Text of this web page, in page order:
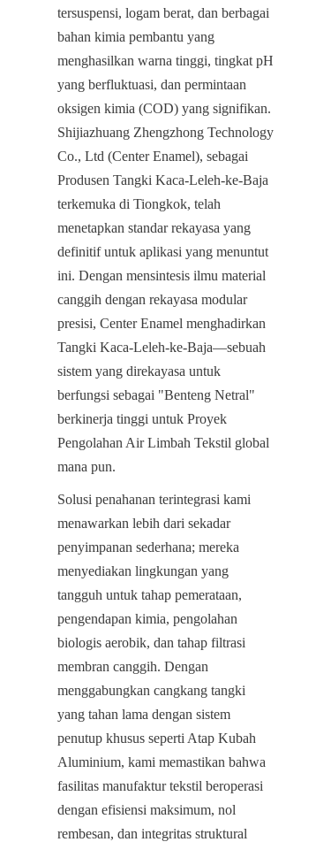
tersuspensi, logam berat, dan berbagai
bahan kimia pembantu yang
menghasilkan warna tinggi, tingkat pH
yang berfluktuasi, dan permintaan
oksigen kimia (COD) yang signifikan.
Shijiazhuang Zhengzhong Technology
Co., Ltd (Center Enamel), sebagai
Produsen Tangki Kaca-Leleh-ke-Baja
terkemuka di Tiongkok, telah
menetapkan standar rekayasa yang
definitif untuk aplikasi yang menuntut
ini. Dengan mensintesis ilmu material
canggih dengan rekayasa modular
presisi, Center Enamel menghadirkan
Tangki Kaca-Leleh-ke-Baja—sebuah
sistem yang direkayasa untuk
berfungsi sebagai "Benteng Netral"
berkinerja tinggi untuk Proyek
Pengolahan Air Limbah Tekstil global
mana pun.
Solusi penahanan terintegrasi kami
menawarkan lebih dari sekadar
penyimpanan sederhana; mereka
menyediakan lingkungan yang
tangguh untuk tahap pemerataan,
pengendapan kimia, pengolahan
biologis aerobik, dan tahap filtrasi
membran canggih. Dengan
menggabungkan cangkang tangki
yang tahan lama dengan sistem
penutup khusus seperti Atap Kubah
Aluminium, kami memastikan bahwa
fasilitas manufaktur tekstil beroperasi
dengan efisiensi maksimum, nol
rembesan, dan integritas struktural